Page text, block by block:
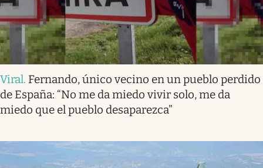
Viral. Fernando, único vecino en un pueblo perdido
de España: “No me da miedo vivir solo, me da
miedo que el pueblo desaparezca”